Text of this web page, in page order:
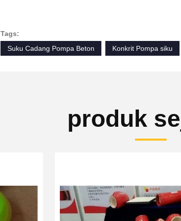
Tags:
Suku Cadang Pompa Beton
Konkrit Pompa siku
produk